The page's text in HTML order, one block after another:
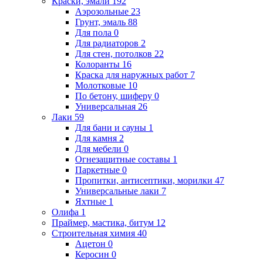
Аэрозольные 23
Грунт, эмаль 88
Для пола 0
Для радиаторов 2
Для стен, потолков 22
Колоранты 16
Краска для наружных работ 7
Молотковые 10
По бетону, шиферу 0
Универсальная 26
Лаки 59
Для бани и сауны 1
Для камня 2
Для мебели 0
Огнезащитные составы 1
Паркетные 0
Пропитки, антисептики, морилки 47
Универсальные лаки 7
Яхтные 1
Олифа 1
Праймер, мастика, битум 12
Строительная химия 40
Ацетон 0
Керосин 0